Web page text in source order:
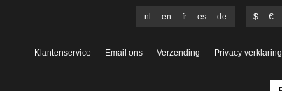
$ €
nl en fr es de
Klantenservice Email ons Verzending Privacy verklaring